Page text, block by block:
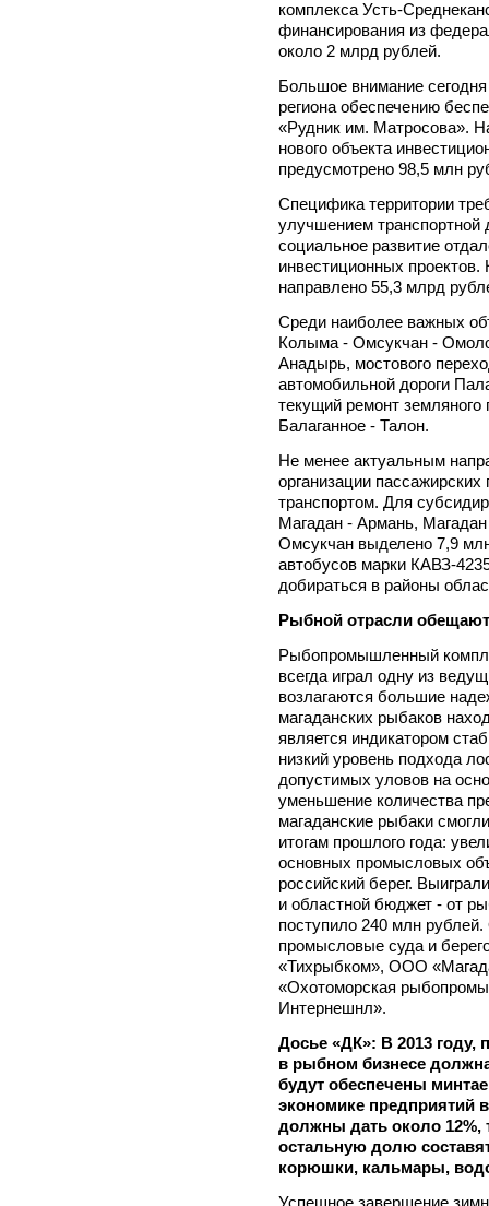
комплекса Усть-
финансирования из
около 2 млрд рублей.
Большое внимание
региона обеспечению
«Рудник им. Матросова».
нового объекта
предусмотрено 98,5 млн
Специфика территории
улучшением транспортной
социальное развитие
инвестиционных проектов.
направлено 55,3 млрд
Среди наиболее важных
Колыма - Омсукчан -
Анадырь, мостового
автомобильной дороги
текущий ремонт земляного
Балаганное - Талон.
Не менее актуальным
организации
транспортом. Для
Магадан - Армань,
Омсукчан выделено 7,9
автобусов марки КАВЗ-
добираться в районы
Рыбной отрасли
Рыбопромышленный
всегда играл одну из
возлагаются большие
магаданских рыбаков
является индикатором
низкий уровень подхода
допустимых уловов на
уменьшение количества
магаданские рыбаки
итогам прошлого года:
основных промысловых
российский берег.
и областной бюджет - от
поступило 240 млн
промысловые суда и
«Тихрыбком», ООО
«Охотоморская
Интернешнл».
Досье «ДК»: В 2013 году,
в рыбном бизнесе
будут обеспечены
экономике предприятий
должны дать около 12%,
остальную долю
корюшки, кальмары,
Успешное завершение